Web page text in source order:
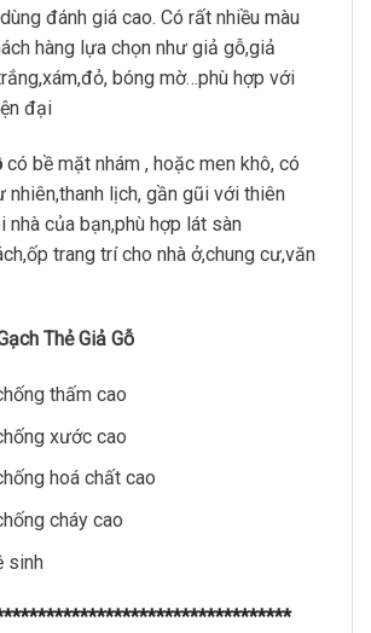
đánh giá cao. Có rất nhiều màu
hàng lựa chọn như giả gỗ,giả
bóng mờ…phù hợp với
đại
có bề mặt nhám , hoặc men khô, có
nhiên,thanh lịch, gần gũi với thiên
nhà của bạn,phù hợp lát sàn
trang trí cho nhà ở,chung cư,văn
Thẻ Giả Gỗ
thấm cao
xước cao
hoá chất cao
cháy cao
sinh